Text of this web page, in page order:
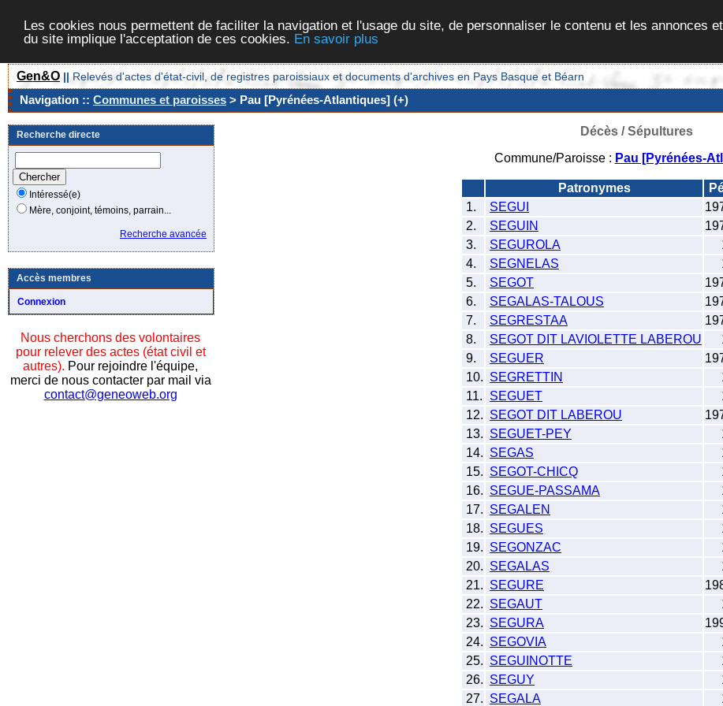
Les cookies nous permettent de faciliter la navigation et l'usage du site, de personnaliser le contenu et les annonces
du site implique l'acceptation de ces cookies. En savoir plus
Gen&O || Relevés d'actes d'état-civil, de registres paroissiaux et documents d'archives en Pays Basque et Béarn
Navigation :: Communes et paroisses > Pau [Pyrénées-Atlantiques] (+)
Recherche directe
Intéressé(e)
Mère, conjoint, témoins, parrain...
Recherche avancée
Accès membres
Connexion
Nous cherchons des volontaires
pour relever des actes (état civil et
autres). Pour rejoindre l'équipe,
merci de nous contacter par mail via
contact@geneoweb.org
Décès / Sépultures
Commune/Paroisse : Pau [Pyrénées-
Patronymes
1.
SEGUI
2.
SEGUIN
3.
SEGUROLA
4.
SEGNELAS
5.
SEGOT
6.
SEGALAS-TALOUS
7.
SEGRESTAA
8.
SEGOT DIT LAVIOLETTE LABEROU
9.
SEGUER
10. SEGRETTIN
11.
SEGUET
12. SEGOT DIT LABEROU
13. SEGUET-PEY
14. SEGAS
15. SEGOT-CHICQ
16. SEGUE-PASSAMA
17. SEGALEN
18. SEGUES
19. SEGONZAC
20. SEGALAS
21. SEGURE
22. SEGAUT
23. SEGURA
24. SEGOVIA
25. SEGUINOTTE
26. SEGUY
27. SEGALA